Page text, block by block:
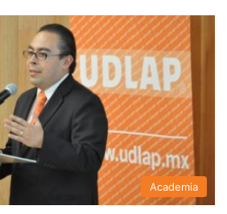
Academia